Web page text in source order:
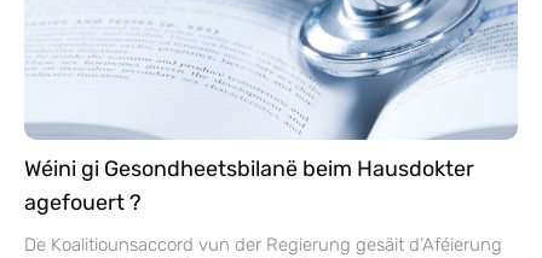
Wéini gi Gesondheetsbilanë beim Hausdokter
agefouert ?
De Koalitiounsaccord vun der Regierung gesäit d’Aféierung